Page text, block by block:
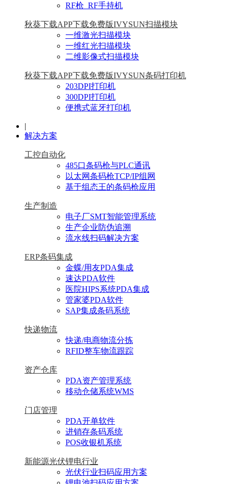
RF枪_RF手持机
秋葵下载APP下载免费版IVYSUN扫描模块
一维激光扫描模块
一维红光扫描模块
二维影像式扫描模块
秋葵下载APP下载免费版IVYSUN条码打印机
203DPI打印机
300DPI打印机
便携式蓝牙打印机
|
解决方案
工控自动化
485口条码枪与PLC通讯
以太网条码枪TCP/IP组网
基于组态王的条码枪应用
生产制造
电子厂SMT智能管理系统
生产企业防伪追溯
流水线扫码解决方案
ERP条码集成
金蝶/用友PDA集成
速达PDA软件
医院HIPS系统PDA集成
管家婆PDA软件
SAP集成条码系统
快递物流
快递/电商物流分拣
RFID整车物流跟踪
资产仓库
PDA资产管理系统
移动仓储系统WMS
门店管理
PDA开单软件
进销存条码系统
POS收银机系统
新能源光伏锂电行业
光伏行业扫码应用方案